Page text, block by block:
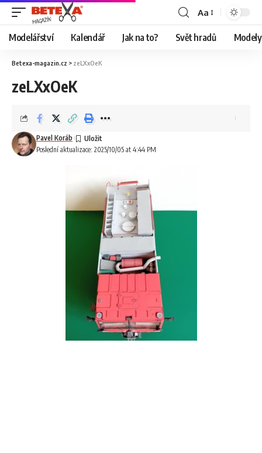
Aa
Modelářství Kalendář Jak na to? Svět hradů
Betexa-magazin.cz > zeLXxOeK
zeLXxOeK
Poslední aktualizace: 2025/10/05 at 4:44 PM
Pavel Koráb